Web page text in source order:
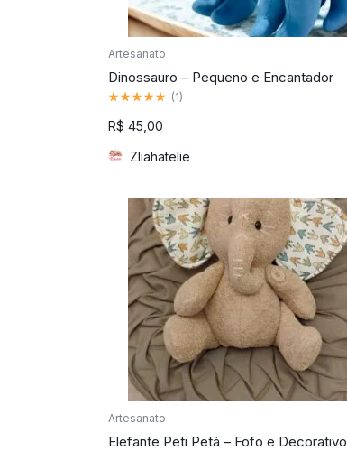
Artesanato
Dinossauro – Pequeno e Encantador
Classificado
5.00
de
5
(1)
R$ 45,00
Zliahatelie
Artesanato
Elefante Peti Petá – Fofo e Decorativo